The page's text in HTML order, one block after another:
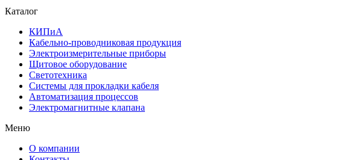
Каталог
КИПиА
Кабельно-проводниковая продукция
Электроизмерительные приборы
Щитовое оборудование
Светотехника
Системы для прокладки кабеля
Автоматизация процессов
Электромагнитные клапана
Меню
О компании